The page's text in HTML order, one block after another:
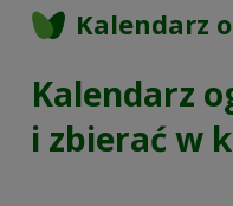
Kalendarz
Kalendarz
i zbierać w